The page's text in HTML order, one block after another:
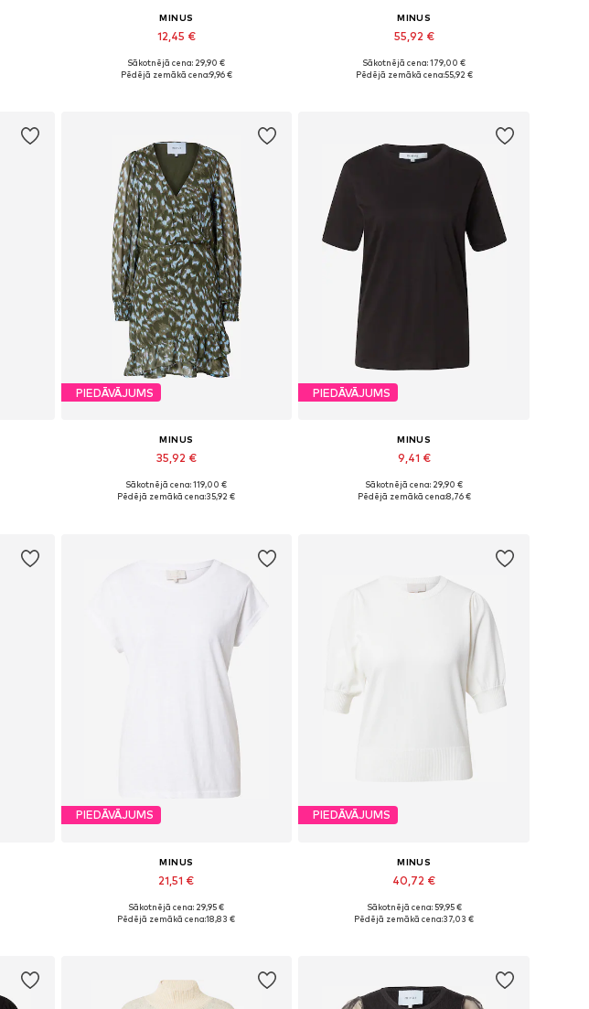
MINUS
12,45 €
Pieejamie izmēri: XS, S, M, L
Sākotnējā cena: 29,90 €
Pēdējā zemākā cena:9,96 €
MINUS
55,92 €
Pieejamie izmēri: XL, XXL
Sākotnējā cena: 179,00 €
Pēdējā zemākā cena:55,92 €
PIEDĀVĀJUMS
MINUS
35,92 €
Pieejamie izmēri: 34, 36, 38, 40
Sākotnējā cena: 119,00 €
Pēdējā zemākā cena:35,92 €
PIEDĀVĀJUMS
MINUS
9,41 €
Pieejamie izmēri: XS, S, M, L, XL
Sākotnējā cena: 29,90 €
Pēdējā zemākā cena:8,76 €
PIEDĀVĀJUMS
MINUS
21,51 €
Pieejamie izmēri: XS, S, M, L
Sākotnējā cena: 29,95 €
Pēdējā zemākā cena:18,83 €
PIEDĀVĀJUMS
MINUS
40,72 €
Pieejamie izmēri: XS, S, M, L, XL
Sākotnējā cena: 59,95 €
Pēdējā zemākā cena:37,03 €